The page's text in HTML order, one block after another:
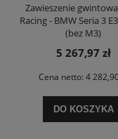
Zawieszenie
Racing - BMW Seria 3
(bez M3)
5 267,97 zł
Cena netto: 4
DO KOSZYKA